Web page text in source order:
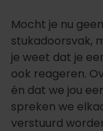
Mocht je nu
stukadoorsvak,
je weet dat je
ook reageren.
én dat we jou
spreken we
verstuurd